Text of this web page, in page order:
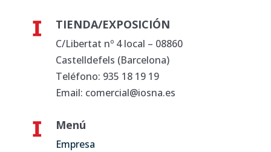
TIENDA/EXPOSICIÓN
C/Libertat nº 4 local – 08860
Castelldefels (Barcelona)
Teléfono: 935 18 19 19
Email: comercial@iosna.es
Menú
Empresa